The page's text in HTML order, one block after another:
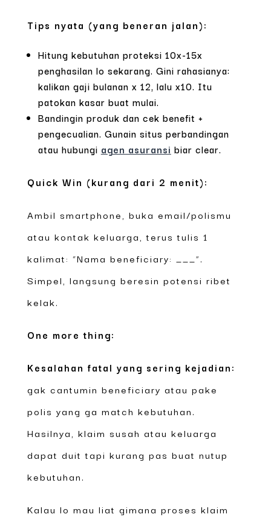
Tips nyata (yang beneran jalan):
Hitung kebutuhan proteksi 10x-15x
penghasilan lo sekarang. Gini rahasianya:
kalikan gaji bulanan x 12, lalu x10. Itu
patokan kasar buat mulai.
Bandingin produk dan cek benefit +
pengecualian. Gunain situs perbandingan
atau hubungi agen asuransi biar clear.
Quick Win (kurang dari 2 menit):
Ambil smartphone, buka email/polismu
atau kontak keluarga, terus tulis 1
kalimat: “Nama beneficiary: ___”.
Simpel, langsung beresin potensi ribet
kelak.
One more thing:
Kesalahan fatal yang sering kejadian:
gak cantumin beneficiary atau pake
polis yang ga match kebutuhan.
Hasilnya, klaim susah atau keluarga
dapat duit tapi kurang pas buat nutup
kebutuhan.
Kalau lo mau liat gimana proses klaim